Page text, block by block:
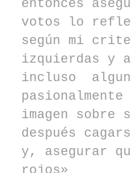
entonces
votos lo
según mi
izquierdas y
incluso
imagen sobre
después
y, asegurar
rojos»